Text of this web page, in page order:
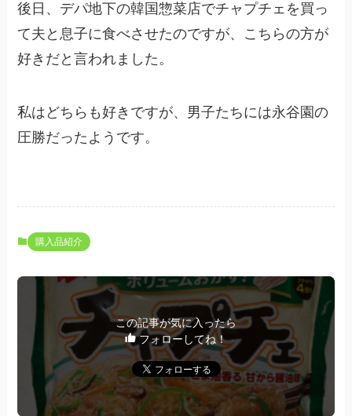
後日、デパ地下の韓国惣菜店でチャプチェを買っ
て夫と息子に食べさせたのですが、こちらの方が
好きだと言われました。
私はどちらも好きですが、男子たちには永谷園の
圧勝だったようです。
購入品紹介
この記事が気に入ったら
フォローしてね！